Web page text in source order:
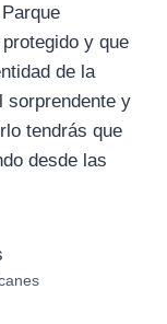
y que
de la
sorprendente y
tendrás que
desde las